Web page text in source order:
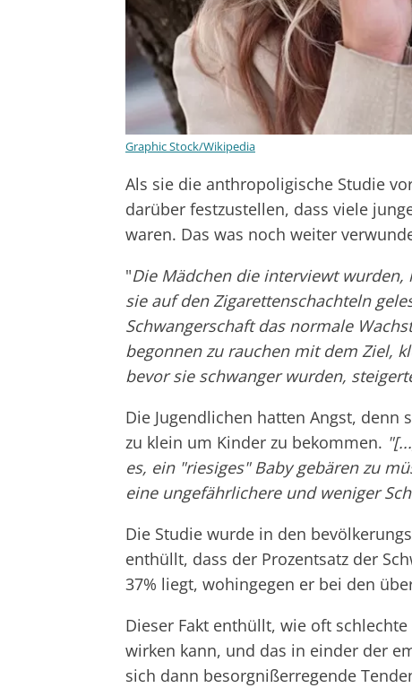
Graphic Stock/Wikipedia
Als sie die anthropoligische Studie
darüber festzustellen, dass viele
waren. Das was noch weiter
"Die Mädchen die interviewt wurden,
sie auf den Zigarettenschachteln
Schwangerschaft das normale
begonnen zu rauchen mit dem Ziel,
bevor sie schwanger wurden,
Die Jugendlichen hatten Angst,
zu klein um Kinder zu bekommen.
es, ein "riesiges" Baby gebären zu
eine ungefährlichere und weniger
Die Studie wurde in den
enthüllt, dass der Prozentsatz der
37% liegt, wohingegen er bei den
Dieser Fakt enthüllt, wie oft
wirken kann, und das in einder der
sich dann besorgnißerregende